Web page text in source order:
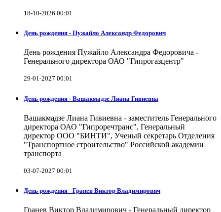
18-10-2026 00:01
День рождения - Пужайло Александр Федорович
День рождения Пужайло Александра Федоровича -
Генерального директора ОАО "Гипрогазцентр"
29-01-2027 00:01
День рождения - Вашакмадзе Лиана Гивиевна
Вашакмадзе Лиана Гивиевна - заместитель Генерального
директора ОАО "Гипроречтранс", Генеральный
директор ООО "БИНТИ", Ученый секретарь Отделения
"Транспортное строительство" Российской академии
транспорта
03-07-2027 00:01
День рождения - Гранев Виктор Владимирович
Гранев Виктор Владимирович - Генеральный директор